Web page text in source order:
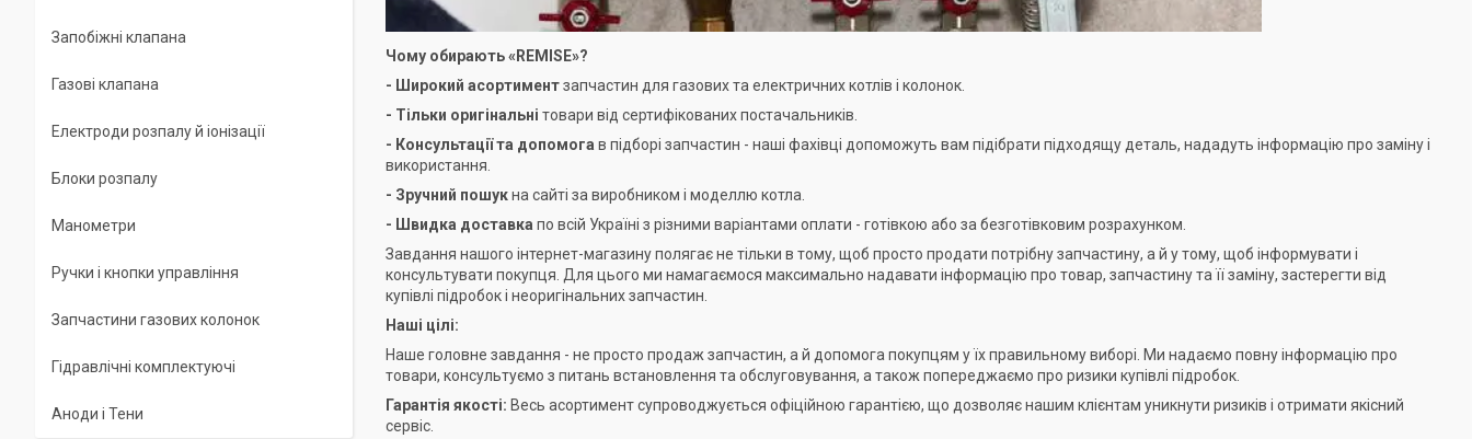
Чому обирають «REMISE»?
- Широкий асортиментзапчастин для газових та електричних котлів і колонок.
- Тільки оригінальні товари від сертифікованих постачальників.
- Консультації та допомога в підборі запчастин - наші фахівці допоможуть вам підібрати підходящу деталь, нададуть інформацію про заміну і
використання.
- Зручний пошукна сайті за виробником і моделлю котла.
- Швидка доставка по всій Україні з різними варіантами оплати - готівкою або за безготівковим розрахунком.
Завдання нашого інтернет-магазину полягає не тільки в тому, щоб просто продати потрібну запчастину, а й у тому, щоб інформувати і
консультувати покупця. Для цього ми намагаємося максимально надавати інформацію про товар, запчастину та її заміну, застерегти від
купівлі підробок і неоригінальних запчастин.
Наші цілі:
Наше головне завдання - не просто продаж запчастин, а й допомога покупцям у їх правильному виборі. Ми надаємо повну інформацію про
товари, консультуємо з питань встановлення та обслуговування, а також попереджаємо про ризики купівлі підробок.
Гарантія якості: Весь асортимент супроводжується офіційною гарантією, що дозволяє нашим клієнтам уникнути ризиків і отримати якісний
сервіс.
Запобіжні клапана
Газові клапана
Електроди розпалу й іонізації
Блоки розпалу
Манометри
Ручки і кнопки управління
Запчастини газових колонок
Гідравлічні комплектуючі
Аноди і Тени